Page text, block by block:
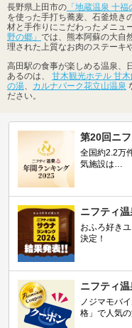
長野県上田市の 「地蔵温泉 十福
を使った手打ち蕎麦、石釜焼き
材と手作りにこだわったメニュ
野の郷」 では、熊本阿蘇の大自
理された上質なお肉のステーキ
高田駅の食事が楽しめる温泉、
あるのは、 甘木観光ホテル 甘
の湯
カルナパーク花立山温泉
ださい。
第20回ニ
全国約2.2万
気施設は…
ニフティ
おふろ好き
決定！
ニフティ
ノジマモバ
格」で人気